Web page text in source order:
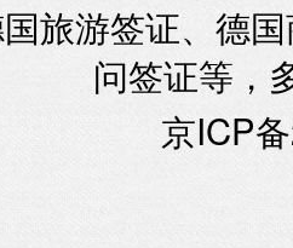
旅游签证、德
问签证等，
京ICP